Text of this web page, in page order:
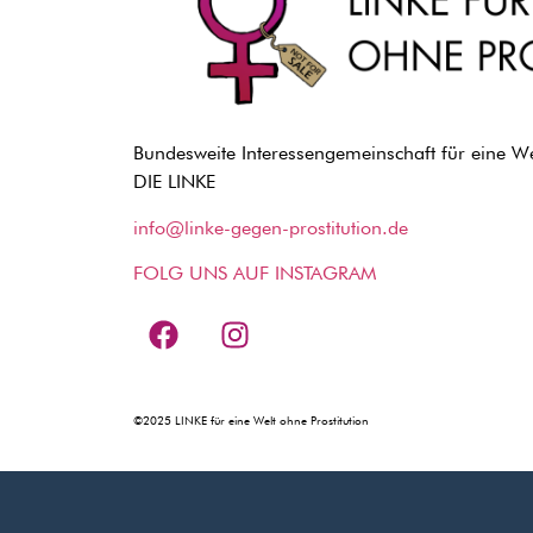
Bundesweite Interessengemeinschaft für eine
DIE LINKE
info@linke-gegen-prostitution.de
FOLG UNS AUF INSTAGRAM
©2025 LINKE für eine Welt ohne Prostitution